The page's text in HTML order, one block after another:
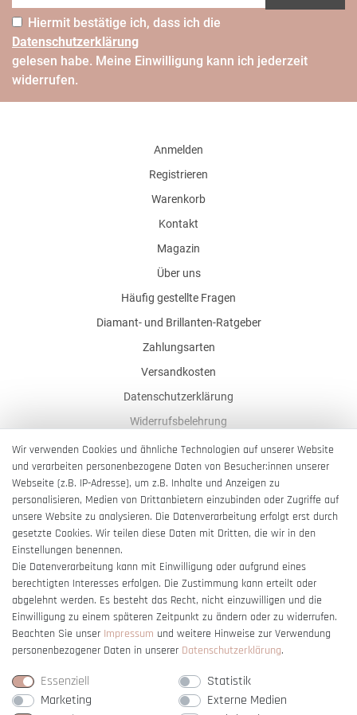
Hiermit bestätige ich, dass ich die
Daten­schutz­erklärung
gelesen habe. Meine Einwilligung kann ich jederzeit
widerrufen.
Anmelden
Registrieren
Warenkorb
Kontakt
Magazin
Über uns
Häufig gestellte Fragen
Diamant- und Brillanten-Ratgeber
Zahlungsarten
Versandkosten
Datenschutzerklärung
Widerrufsbelehrung
AGB
Impressum
Barrierefreiheitserklärung
Vertrag widerrufen
Wir verwenden Cookies und ähnliche Technologien auf unserer Website
und verarbeiten personenbezogene Daten von Besucher:innen unserer
Webseite (z.B. IP-Adresse), um z.B. Inhalte und Anzeigen zu
personalisieren, Medien von Drittanbietern einzubinden oder Zugriffe auf
unsere Website zu analysieren. Die Datenverarbeitung erfolgt erst durch
gesetzte Cookies. Wir teilen diese Daten mit Dritten, die wir in den
Einstellungen benennen.
Die Datenverarbeitung kann mit Einwilligung oder aufgrund eines
berechtigten Interesses erfolgen. Die Zustimmung kann erteilt oder
abgelehnt werden. Es besteht das Recht, nicht einzuwilligen und die
Einwilligung zu einem späteren Zeitpunkt zu ändern oder zu widerrufen.
Beachten Sie unser Impressum und weitere Hinweise zur Verwendung
personenbezogener Daten in unserer Daten­schutz­erklärung.
Essenziell
Statistik
Marketing
Externe Medien